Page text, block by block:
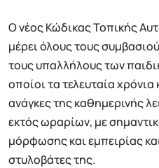
Ο νέος Κώδικας Τοπικής
μέρει όλους τους
τους υπαλλήλους των
οποίοι τα τελευταία
ανάγκες της καθημερινής
εκτός ωραρίων, με
μόρφωσης και εμπειρίας
στυλοβάτες της.